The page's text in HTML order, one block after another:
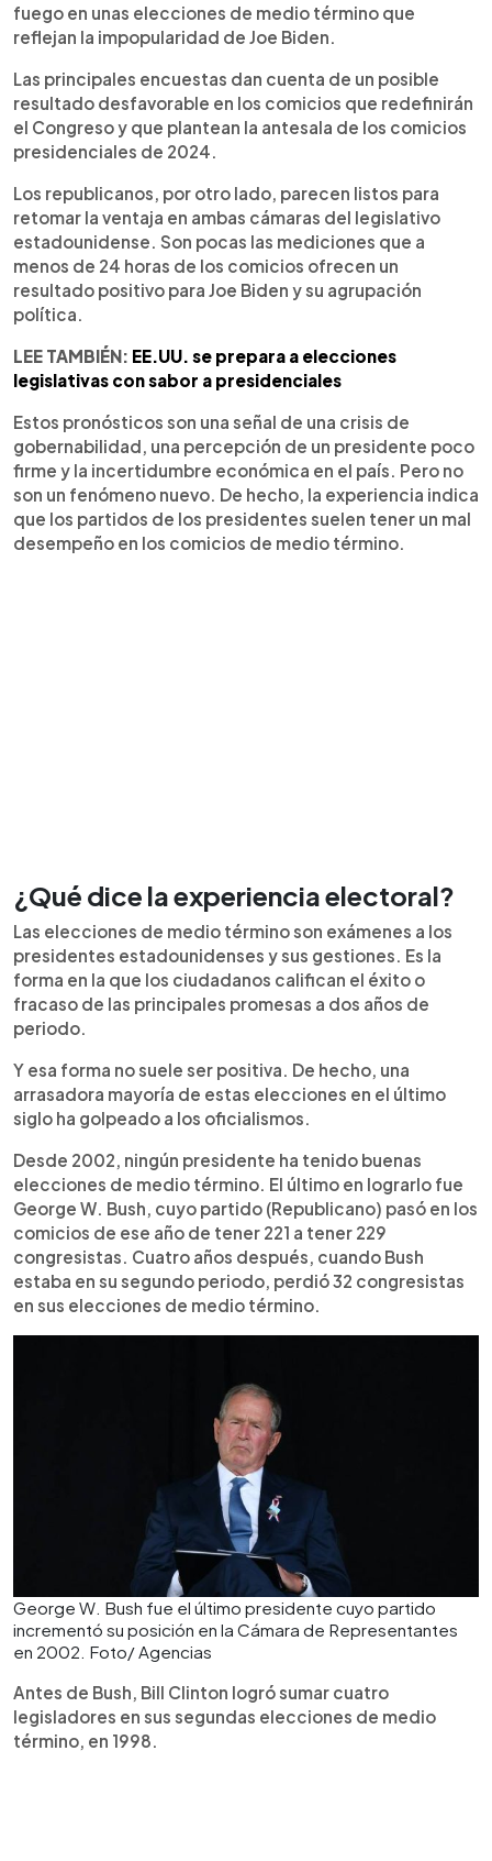
fuego en unas elecciones de medio término que
reflejan la impopularidad de Joe Biden.
Las principales encuestas dan cuenta de un posible
resultado desfavorable en los comicios que redefinirán
el Congreso y que plantean la antesala de los comicios
presidenciales de 2024.
Los republicanos, por otro lado, parecen listos para
retomar la ventaja en ambas cámaras del legislativo
estadounidense. Son pocas las mediciones que a
menos de 24 horas de los comicios ofrecen un
resultado positivo para Joe Biden y su agrupación
política.
LEE TAMBIÉN: EE.UU. se prepara a elecciones
legislativas con sabor a presidenciales
Estos pronósticos son una señal de una crisis de
gobernabilidad, una percepción de un presidente poco
firme y la incertidumbre económica en el país. Pero no
son un fenómeno nuevo. De hecho, la experiencia indica
que los partidos de los presidentes suelen tener un mal
desempeño en los comicios de medio término.
¿Qué dice la experiencia electoral?
Las elecciones de medio término son exámenes a los
presidentes estadounidenses y sus gestiones. Es la
forma en la que los ciudadanos califican el éxito o
fracaso de las principales promesas a dos años de
periodo.
Y esa forma no suele ser positiva. De hecho, una
arrasadora mayoría de estas elecciones en el último
siglo ha golpeado a los oficialismos.
Desde 2002, ningún presidente ha tenido buenas
elecciones de medio término. El último en lograrlo fue
George W. Bush, cuyo partido (Republicano) pasó en los
comicios de ese año de tener 221 a tener 229
congresistas. Cuatro años después, cuando Bush
estaba en su segundo periodo, perdió 32 congresistas
en sus elecciones de medio término.
George W. Bush fue el último presidente cuyo partido
incrementó su posición en la Cámara de Representantes
en 2002. Foto/ Agencias
Antes de Bush, Bill Clinton logró sumar cuatro
legisladores en sus segundas elecciones de medio
término, en 1998.